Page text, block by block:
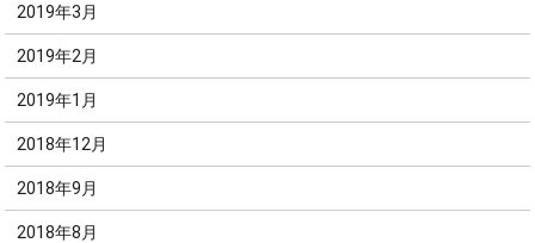
2019年3月
2019年2月
2019年1月
2018年12月
2018年9月
2018年8月